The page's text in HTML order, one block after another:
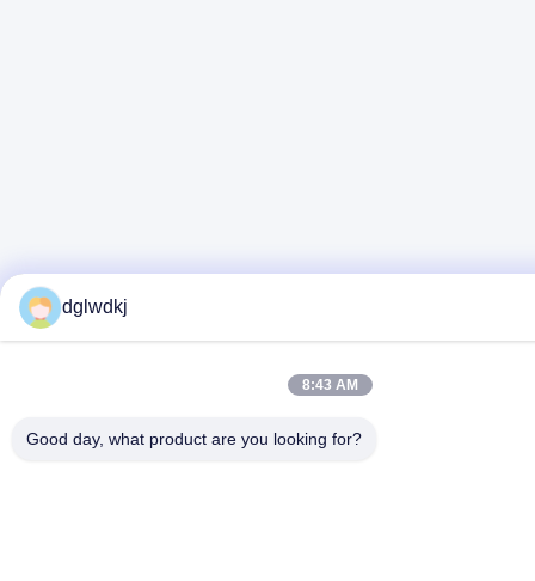
dglwdkj
8:43 AM
Good day, what product are you looking for?